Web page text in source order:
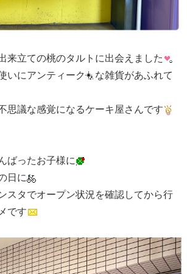
来立ての桃のタルトに出会えました
いにアンティーク
な雑貨があふれて
思議な感覚になるケーキ屋さんです
ばったお子様に
日に
スタでオープン状況を確認してから行
です